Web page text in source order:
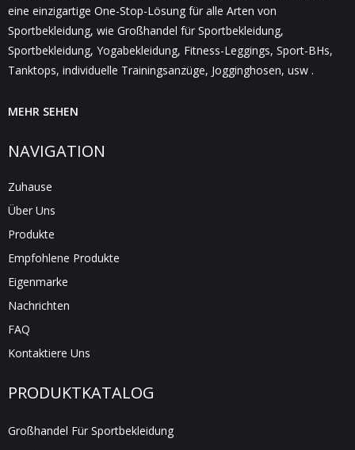
eine einzigartige One-Stop-Lösung für alle Arten von
Sportbekleidung, wie Großhandel für Sportbekleidung,
Sportbekleidung, Yogabekleidung, Fitness-Leggings, Sport-BHs,
Tanktops, individuelle Trainingsanzüge, Jogginghosen, usw .
MEHR SEHEN
NAVIGATION
Zuhause
Über Uns
Produkte
Empfohlene Produkte
Eigenmarke
Nachrichten
FAQ
Kontaktiere Uns
PRODUKTKATALOG
Großhandel Für Sportbekleidung